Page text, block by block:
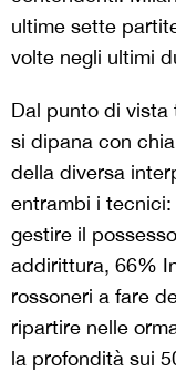
ultime sette
volte negli ultimi
Dal punto di
si dipana con
della diversa
entrambi i
gestire il
addirittura, 66%
rossoneri a fare
ripartire nelle
la profondità sui